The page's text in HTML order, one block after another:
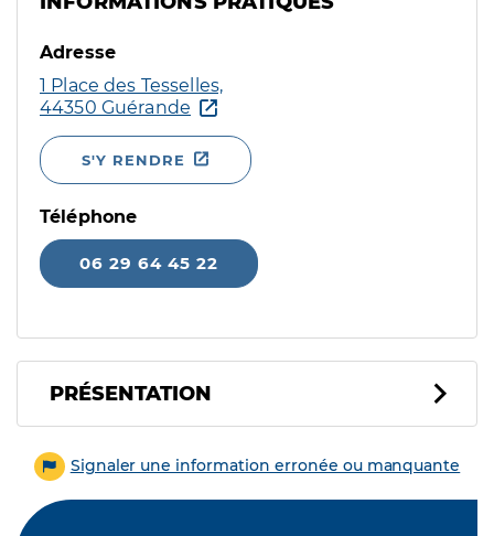
Adresse
1 Place des Tesselles,
44350 Guérande
S'Y RENDRE
Téléphone
06 29 64 45 22
PRÉSENTATION
Signaler une information erronée ou manquante